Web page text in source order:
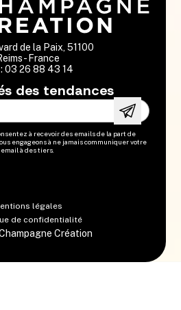
de la Paix, 51100
- France
03 26 88 43 14
des tendances
à recevoir des emails de la part de
engageons à ne jamais communiquer votre
email à des tiers.
Création
légales
de confidentialité